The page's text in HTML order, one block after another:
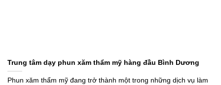
Trung tâm dạy phun xăm thẩm mỹ hàng đầu Bình Dương
Phun xăm thẩm mỹ đang trở thành một trong những dịch vụ làm